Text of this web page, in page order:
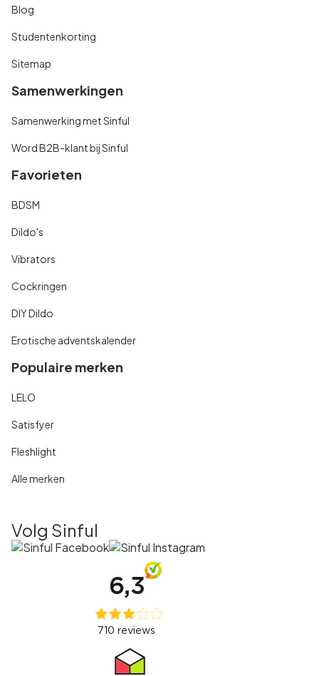
Blog
Studentenkorting
Sitemap
Samenwerkingen
Samenwerking met Sinful
Word B2B-klant bij Sinful
Favorieten
BDSM
Dildo's
Vibrators
Cockringen
DIY Dildo
Erotische adventskalender
Populaire merken
LELO
Satisfyer
Fleshlight
Alle merken
Volg Sinful